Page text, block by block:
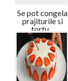
Se pot congela
prajiturile si
tortu...